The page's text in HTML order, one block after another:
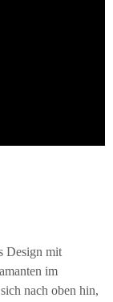
Design mit
im
nach oben hin,